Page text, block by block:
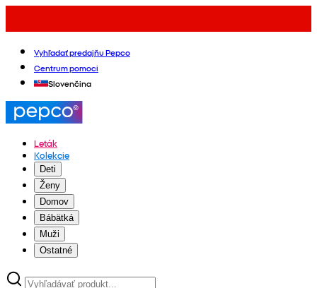
Vyhľadať predajňu Pepco
Centrum pomoci
Slovenčina
Leták
Kolekcie
Deti
Ženy
Domov
Bábätká
Muži
Ostatné